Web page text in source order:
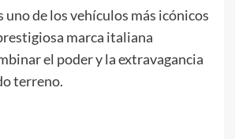
uno de los vehículos más icónicos
marca italiana
el poder y la extravagancia
terreno.